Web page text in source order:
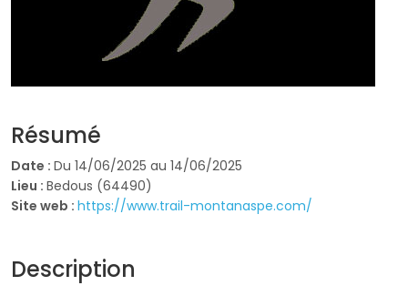
Résumé
Date : Du 14/06/2025 au 14/06/2025
Lieu : Bedous (64490)
Site web : https://www.trail-montanaspe.com/
Description